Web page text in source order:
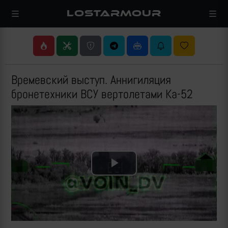
LOSTARMOUR
Времевский выступ. Аннигиляция
бронетехники ВСУ вертолетами Ка-52
Play
Video